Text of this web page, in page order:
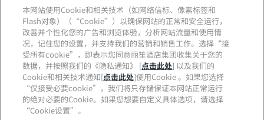
责任经营
采购
现代奴隶制声明
常见问题
网站地图
丽笙酒店集团品牌
不再错失我们最受欢迎的酒店优惠
本网站使用Cookie和相关技术（如网络信标、像素标签和
Flash对象）（“Cookie”）以确保网站的正常和安全运行，
改善并个性化您的广告和浏览体验，分析网站流量和使用情
况，记住您的设置，并支持我们的营销和销售工作。选择“接
受所有cookie”，即表示您同意丽笙酒店集团收集关于您的
数据，并按照我们的《隐私通知》 [点击此处] 以及我们的
Cookie和相关技术通知[点击此处]使用Cookie 。如果您选择
“仅接受必要cookie”，我们将只存储保证本网站正常运行
的绝对必要的Cookie。如果您想要自定义具体选项，请选择
“Cookie设置”。